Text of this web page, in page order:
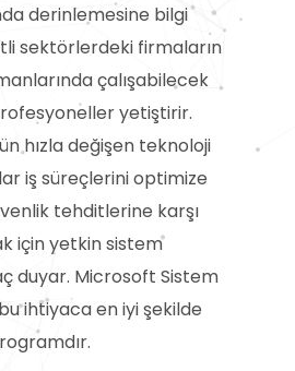
derinlemesine bilgi
sektörlerdeki firmaların
çalışabilecek
yetiştirir.
hızla değişen teknoloji
iş süreçlerini optimize
tehditlerine karşı
için yetkin sistem
duyar. Microsoft Sistem
ihtiyaca en iyi şekilde